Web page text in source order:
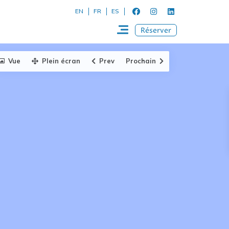
EN FR ES
Réserver
Vue Plein écran Prev Prochain